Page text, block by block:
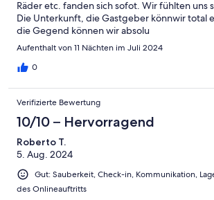
Räder etc. fanden sich sofot. Wir fühlten uns
Die Unterkunft, die Gastgeber könnwir total
die Gegend können wir absolu
Aufenthalt von 11 Nächten im Juli 2024
0
Verifizierte Bewertung
10/10 – Hervorragend
Roberto T.
5. Aug. 2024
Gut: Sauberkeit, Check-in, Kommunikation,
des Onlineauftritts